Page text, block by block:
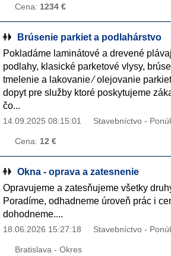
Cena: 1234 €
Brúsenie parkiet a podlahárstvo
Pokladáme laminátové a drevené
podlahy, klasické parketové vlysy,
tmelenie a lakovanie ∕ olejovanie
dopyt pre služby ktoré poskytujeme
čo...
14.09.2025 08:15:01 Stavebníctvo -
Cena: 12 €
Okna - oprava a zatesnenie
Opravujeme a zatesňujeme všetky
Poradíme, odhadneme úroveň prác i
dohodneme....
18.06.2026 15:27:18 Stavebníctvo -
Bratislava - Okres